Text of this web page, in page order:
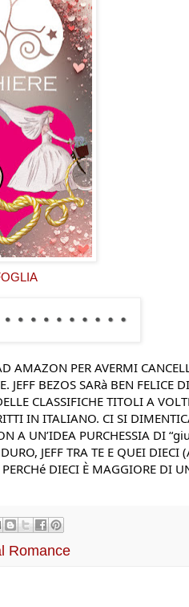
AMAZON PER AVERMI
BEZOS SARà BEN FELICE
CLASSIFICHE TITOLI A
IN ITALIANO. CI SI
A UN’IDEA PURCHESSIA DI
JEFF TRA TE E QUEI DIECI
DIECI È MAGGIORE DI
Romance